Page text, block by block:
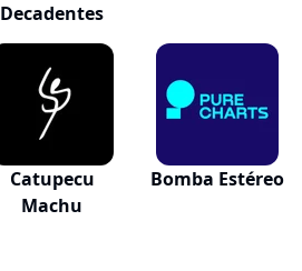
Decadentes
Catupecu
Machu
Bomba Estéreo